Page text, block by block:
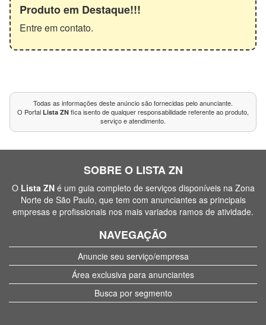
Produto em Destaque!!!
Entre em contato.
Todas as informações deste anúncio são fornecidas pelo anunciante.
O Portal Lista ZN fica isento de qualquer responsabilidade referente ao produto,
serviço e atendimento.
SOBRE O LISTA ZN
O Lista ZNé um guia completo de serviços disponíveis na Zona
Norte de São Paulo, que tem com anunciantes as principais
empresas e profissionais nos mais variados ramos de atividade.
NAVEGAÇÃO
Anuncie seu serviço/empresa
Área exclusiva para anunciantes
Busca por segmento